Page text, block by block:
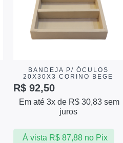
BANDEJA P/ ÓCULOS
20X30X3 CORINO BEGE
R$ 92,50
Em até 3x de R$ 30,83 sem
juros
À vista R$87,88 no Pix